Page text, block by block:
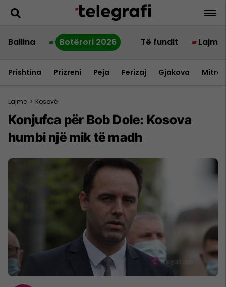
Ballina Botërori 2026 Të fundit Lajme
Prishtina Prizreni Peja Ferizaj Gjakova
Lajme > Kosovë
Konjufca për Bob Dole: Kosova
humbi një mik të madh